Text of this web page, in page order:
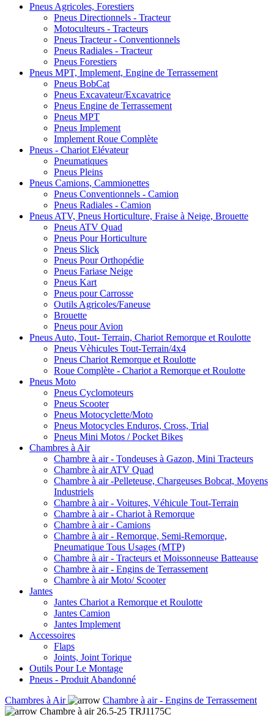
Pneus Agricoles, Forestiers
Pneus Directionnels - Tracteur
Motoculteurs - Tracteurs
Pneus Tracteur - Conventionnels
Pneus Radiales - Tracteur
Pneus Forestiers
Pneus MPT, Implement, Engine de Terrassement
Pneus BobCat
Pneus Excavateur/Excavatrice
Pneus Engine de Terrassement
Pneus MPT
Pneus Implement
Implement Roue Complète
Pneus - Chariot Elévateur
Pneumatiques
Pneus Pleins
Pneus Camions, Cammionettes
Pneus Conventionnels - Camion
Pneus Radiales - Camion
Pneus ATV, Pneus Horticulture, Fraise à Neige, Brouette
Pneus ATV Quad
Pneus Pour Horticulture
Pneus Slick
Pneus Pour Orthopédie
Pneus Fariase Neige
Pneus Kart
Pneus pour Carrosse
Outils Agricoles/Faneuse
Brouette
Pneus pour Avion
Pneus Auto, Tout- Terrain, Chariot Remorque et Roulotte
Pneus Vèhicules Tout-Terrain/4x4
Pneus Chariot Remorque et Roulotte
Roue Complète - Chariot a Remorque et Roulotte
Pneus Moto
Pneus Cyclomoteurs
Pneus Scooter
Pneus Motocyclette/Moto
Pneus Motocycles Enduros, Cross, Trial
Pneus Mini Motos / Pocket Bikes
Chambres à Air
Chambre à air - Tondeuses à Gazon, Mini Tracteurs
Chambre à air ATV Quad
Chambre à air -Pelleteuse, Chargeuses Bobcat, Moyens
Industriels
Chambre à air - Voitures, Véhicule Tout-Terrain
Chambre à air - Chariot à Remorque
Chambre à air - Camions
Chambre à air - Remorque, Semi-Remorque,
Pneumatique Tous Usages (MTP)
Chambre à air - Tracteurs et Moissonneuse Batteause
Chambre à air - Engins de Terrassement
Chambre à air Moto/ Scooter
Jantes
Jantes Chariot a Remorque et Roulotte
Jantes Camion
Jantes Implement
Accessoires
Flaps
Joints, Joint Torique
Outils Pour Le Montage
Pneus - Produit Abandonné
Chambres à Air
Chambre à air - Engins de Terrassement
Chambre à air 26.5-25 TRJ1175C